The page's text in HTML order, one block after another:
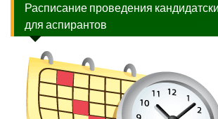
Расписание проведения
для аспирантов